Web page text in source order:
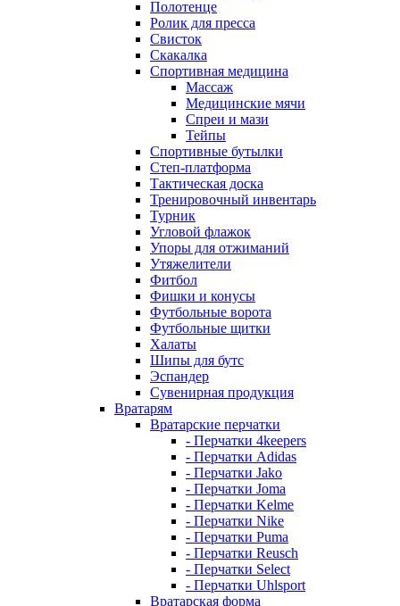
Полотенце
Ролик для пресса
Свисток
Скакалка
Спортивная медицина
Массаж
Медицинские мячи
Спреи и мази
Тейпы
Спортивные бутылки
Степ-платформа
Тактическая доска
Тренировочный инвентарь
Турник
Угловой флажок
Упоры для отжиманий
Утяжелители
Фитбол
Фишки и конусы
Футбольные ворота
Футбольные щитки
Халаты
Шипы для бутс
Эспандер
Сувенирная продукция
Вратарям
Вратарские перчатки
- Перчатки 4keepers
- Перчатки Adidas
- Перчатки Jako
- Перчатки Joma
- Перчатки Kelme
- Перчатки Nike
- Перчатки Puma
- Перчатки Reusch
- Перчатки Select
- Перчатки Uhlsport
Вратарская форма